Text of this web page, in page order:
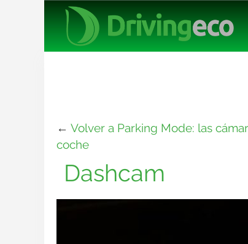
← Volver a Parking Mode: las
coche
Dashcam